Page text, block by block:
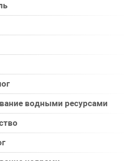
водными ресурсами